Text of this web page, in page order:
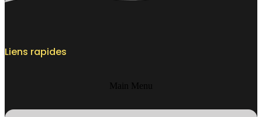
Liens rapides
Main Menu